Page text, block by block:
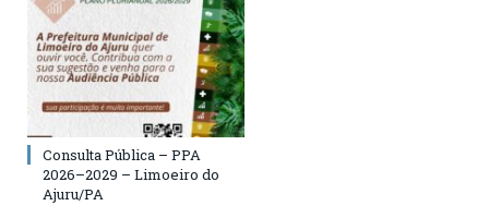
Consulta Pública – PPA
2026–2029 – Limoeiro do
Ajuru/PA